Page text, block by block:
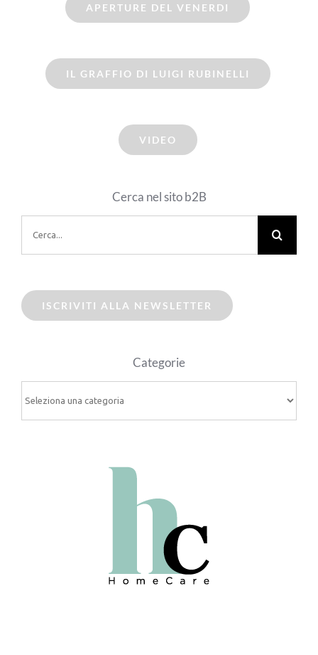
APERTURE DEL VENERDI
IL GRAFFIO DI LUIGI RUBINELLI
VIDEO
Cerca nel sito b2B
per:
ISCRIVITI ALLA NEWSLETTER
Categorie